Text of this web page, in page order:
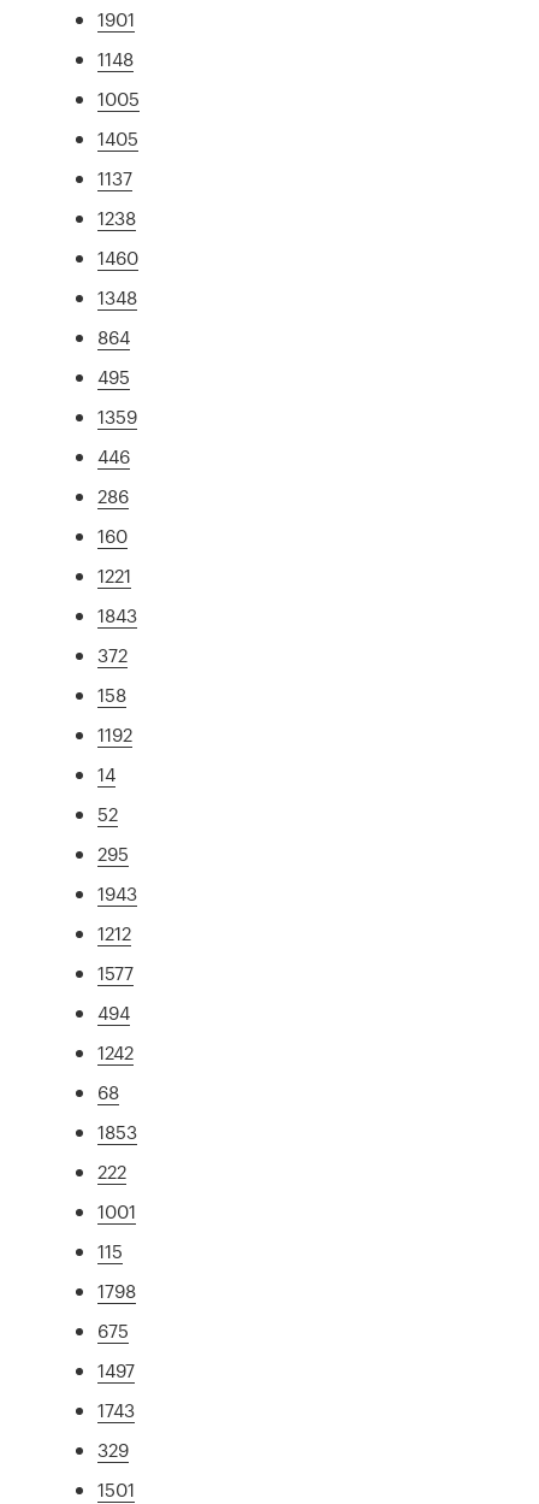
1901
1148
1005
1405
1137
1238
1460
1348
864
495
1359
446
286
160
1221
1843
372
158
1192
14
52
295
1943
1212
1577
494
1242
68
1853
222
1001
115
1798
675
1497
1743
329
1501